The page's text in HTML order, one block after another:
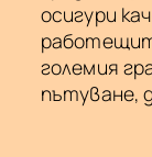
осигури
големия
пътуване,